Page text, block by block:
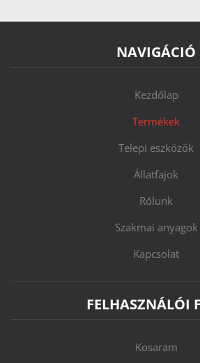
NAVIGÁCIÓ
Kezdőlap
Termékek
Telepi eszközök
Állatfajok
Rólunk
Szakmai anyagok
Kapcsolat
FELHASZNÁLÓI
Kosaram